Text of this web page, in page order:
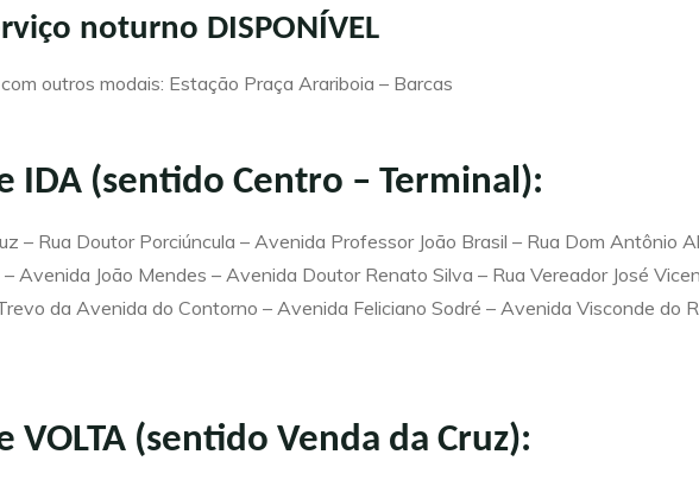
noturno DISPONÍVEL
outros modais: Estação Praça Arariboia – Barcas
IDA (sentido Centro – Terminal):
– Rua Doutor Porciúncula – Avenida Professor João Brasil – Rua Dom Antônio
Avenida João Mendes – Avenida Doutor Renato Silva – Rua Vereador José
da Avenida do Contorno – Avenida Feliciano Sodré – Avenida Visconde do
VOLTA (sentido Venda da Cruz):